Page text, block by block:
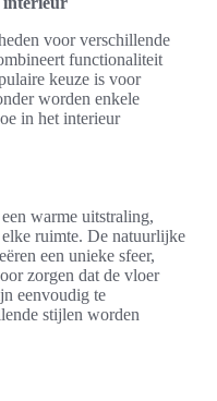
voor verschillende
functionaliteit
keuze is voor
worden enkele
in het interieur
warme uitstraling,
ruimte. De natuurlijke
een unieke sfeer,
zorgen dat de vloer
eenvoudig te
stijlen worden